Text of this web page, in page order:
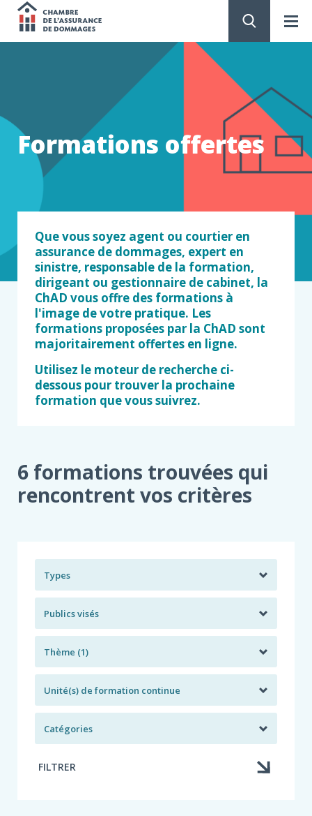
Chambre
l'assurance
de
dommages
Formations offertes
Que vous soyez agent ou courtier en
assurance de dommages, expert en
sinistre, responsable de la formation,
dirigeant ou gestionnaire de cabinet, la
ChAD vous offre des formations à
l'image de votre pratique. ​Les
formations proposées par la ChAD sont
majoritairement offertes en ligne. ​
Utilisez le moteur de recherche ci-
dessous pour trouver la prochaine
formation que vous suivrez.
6 formations trouvées qui
rencontrent vos critères
Types
Publics visés
Thème (1)
Unité(s) de formation continue
Catégories
FILTRER